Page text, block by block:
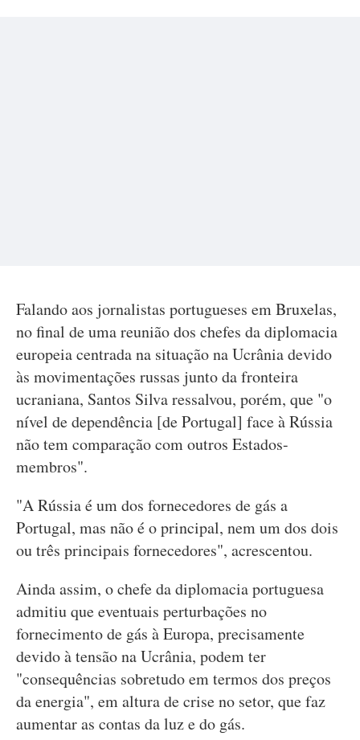
Falando aos jornalistas portugueses em Bruxelas,
no final de uma reunião dos chefes da diplomacia
europeia centrada na situação na Ucrânia devido
às movimentações russas junto da fronteira
ucraniana, Santos Silva ressalvou, porém, que "o
nível de dependência [de Portugal] face à Rússia
não tem comparação com outros Estados-
membros".
"A Rússia é um dos fornecedores de gás a
Portugal, mas não é o principal, nem um dos dois
ou três principais fornecedores", acrescentou.
Ainda assim, o chefe da diplomacia portuguesa
admitiu que eventuais perturbações no
fornecimento de gás à Europa, precisamente
devido à tensão na Ucrânia, podem ter
"consequências sobretudo em termos dos preços
da energia", em altura de crise no setor, que faz
aumentar as contas da luz e do gás.